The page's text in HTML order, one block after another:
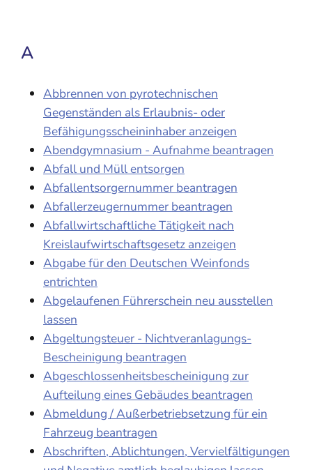
A
Abbrennen von pyrotechnischen
Gegenständen als Erlaubnis- oder
Befähigungsscheininhaber anzeigen
Abendgymnasium - Aufnahme beantragen
Abfall und Müll entsorgen
Abfallentsorgernummer beantragen
Abfallerzeugernummer beantragen
Abfallwirtschaftliche Tätigkeit nach
Kreislaufwirtschaftsgesetz anzeigen
Abgabe für den Deutschen Weinfonds
entrichten
Abgelaufenen Führerschein neu ausstellen
lassen
Abgeltungsteuer - Nichtveranlagungs-
Bescheinigung beantragen
Abgeschlossenheitsbescheinigung zur
Aufteilung eines Gebäudes beantragen
Abmeldung / Außerbetriebsetzung für ein
Fahrzeug beantragen
Abschriften, Ablichtungen, Vervielfältigungen